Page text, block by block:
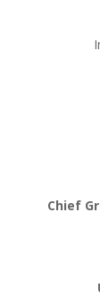
Chief